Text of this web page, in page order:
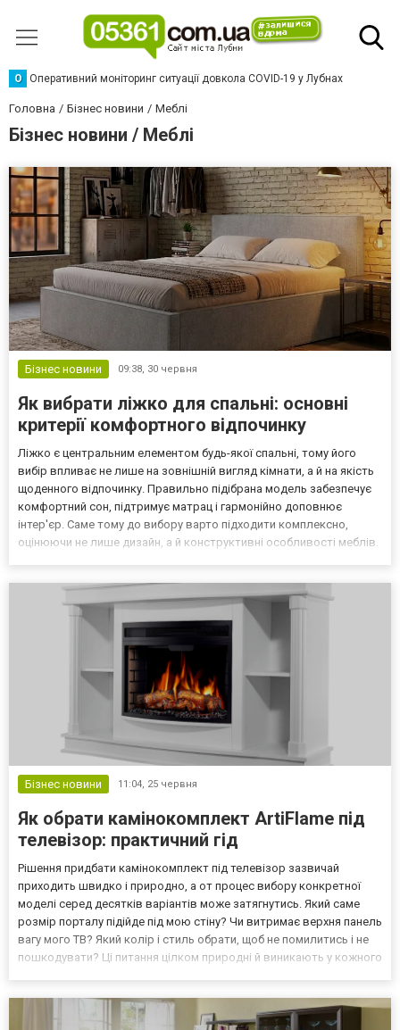
О Оперативний моніторинг ситуації довкола COVID-19 у Лубнах
Головна Бізнес новини Меблі
Бізнес новини / Меблі
Бізнес новини 09:38, 30 червня
Як вибрати ліжко для спальні: основні
критерії комфортного відпочинку
Ліжко є центральним елементом будь-якої спальні, тому його
вибір впливає не лише на зовнішній вигляд кімнати, а й на якість
щоденного відпочинку. Правильно підібрана модель забезпечує
комфортний сон, підтримує матрац і гармонійно доповнює
інтер'єр. Саме тому до вибору варто підходити комплексно,
оцінюючи не лише дизайн, а й конструктивні особливості меблів.
Бізнес новини 11:04, 25 червня
Як обрати камінокомплект ArtiFlame під
телевізор: практичний гід
Рішення придбати камінокомплект під телевізор зазвичай
приходить швидко і природно, а от процес вибору конкретної
моделі серед десятків варіантів може затягнутись. Який саме
розмір порталу підійде під мою стіну? Чи витримає верхня панель
вагу мого ТВ? Який колір і стиль обрати, щоб не помилитись і не
пошкодувати? Ці питання цілком природні й виникають у кожного